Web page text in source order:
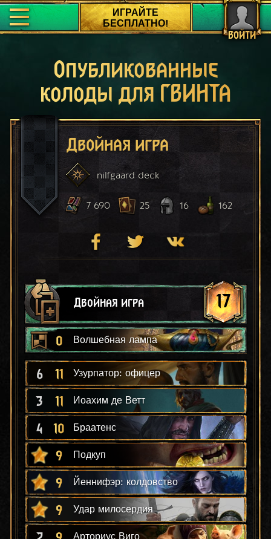
ВОЙТИ
ИГРАЙТЕ
БЕСПЛАТНО!
Опубликованные
колоды для ГВИНТА
Двойная игра
nilfgaard deck
7 690 25 16 162
Двойная игра 17
0 Волшебная лампа
6 11 Узурпатор: офицер
3 11 Иоахим де Ветт
4 10 Браатенс
9 Подкуп
9 Йеннифэр: колдовство
9 Удар милосердия
Арториус Виго